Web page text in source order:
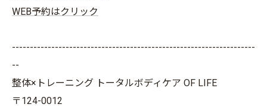
WEB予約はクリック
--------------------------------------------------------------------
--
整体×トレーニング トータルボディケア OF LIFE
〒124-0012